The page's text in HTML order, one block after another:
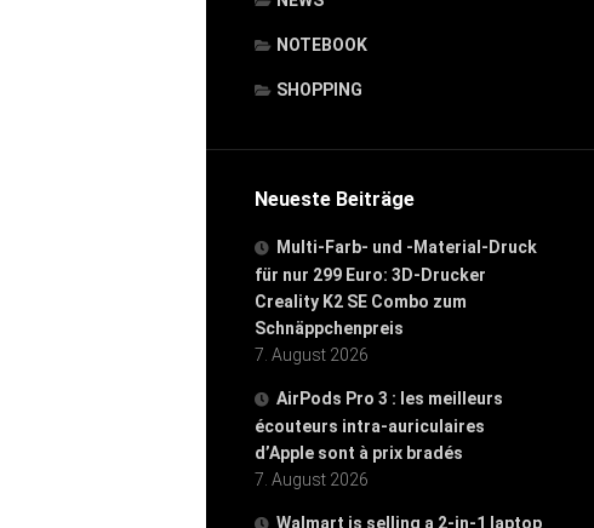
NOTEBOOK
SHOPPING
Neueste Beiträge
Multi-Farb- und -Material-Druck
für nur 299 Euro: 3D-Drucker
Creality K2 SE Combo zum
Schnäppchenpreis
7. August 2026
AirPods Pro 3 : les meilleurs
écouteurs intra-auriculaires
d’Apple sont à prix bradés
7. August 2026
Walmart is selling a 2-in-1 laptop